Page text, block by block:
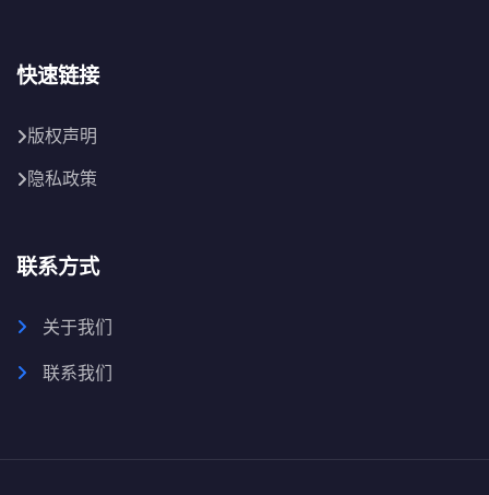
快速链接
版权声明
隐私政策
联系方式
关于我们
联系我们